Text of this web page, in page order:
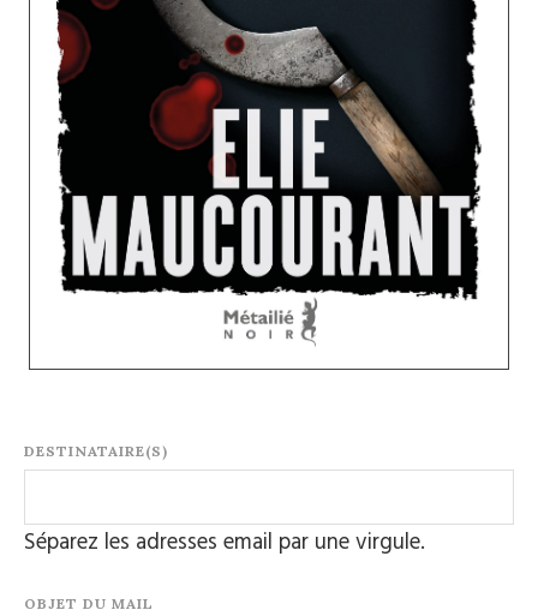
DESTINATAIRE(S)
Séparez les adresses email par une virgule.
OBJET DU MAIL